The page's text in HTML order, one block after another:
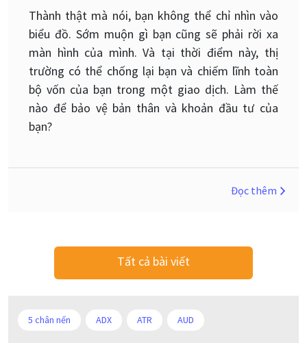
Thành thật mà nói, bạn không thể chỉ nhìn vào
biểu đồ. Sớm muộn gì bạn cũng sẽ phải rời xa
màn hình của mình. Và tại thời điểm này, thị
trường có thể chống lại bạn và chiếm lĩnh toàn
bộ vốn của bạn trong một giao dịch. Làm thế
nào để bảo vệ bản thân và khoản đầu tư của
bạn?
Đọc thêm
Tất cả bài viết
5 chân nến ADX ATR AUD